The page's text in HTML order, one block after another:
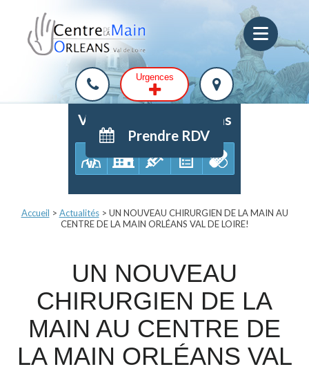
Urgences
Prendre RDV
Votre parcours de soins
Accueil > Actualités> UN NOUVEAU CHIRURGIEN DE LA MAIN AU
CENTRE DE LA MAIN ORLÉANS VAL DE LOIRE!
UN NOUVEAU
CHIRURGIEN DE LA
MAIN AU CENTRE DE
LA MAIN ORLÉANS VAL